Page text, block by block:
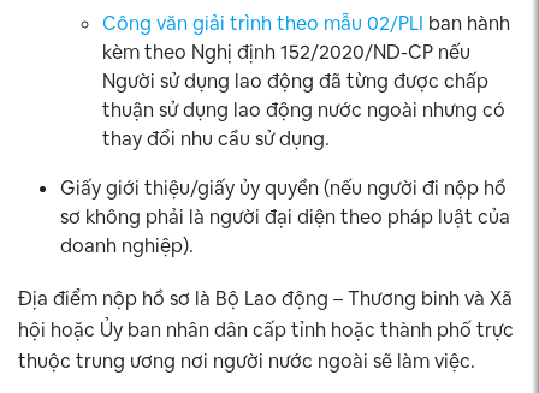
Công văn giải trình theo mẫu 02/PLI ban hành
kèm theo Nghị định 152/2020/ND-CP nếu
Người sử dụng lao động đã từng được chấp
thuận sử dụng lao động nước ngoài nhưng có
thay đổi nhu cầu sử dụng.
Giấy giới thiệu/giấy ủy quyền (nếu người đi nộp hồ
sơ không phải là người đại diện theo pháp luật của
doanh nghiệp).
Địa điểm nộp hồ sơ là Bộ Lao động – Thương binh và Xã
hội hoặc Ủy ban nhân dân cấp tỉnh hoặc thành phố trực
thuộc trung ương nơi người nước ngoài sẽ làm việc.